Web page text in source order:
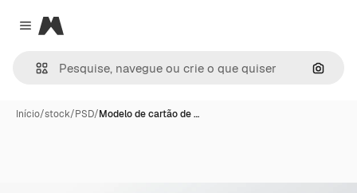
Close menu
Magnific
Início/stock/PSD/Modelo de cartão de …